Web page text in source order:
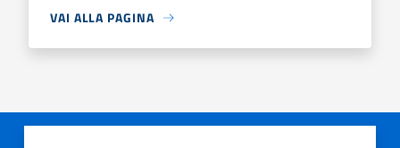
VAI ALLA PAGINA